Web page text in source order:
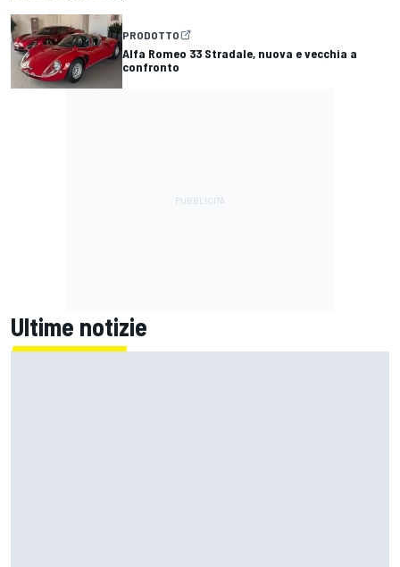
PRODOTTO
Alfa Romeo 33 Stradale, nuova e vecchia a
confronto
Ultime notizie